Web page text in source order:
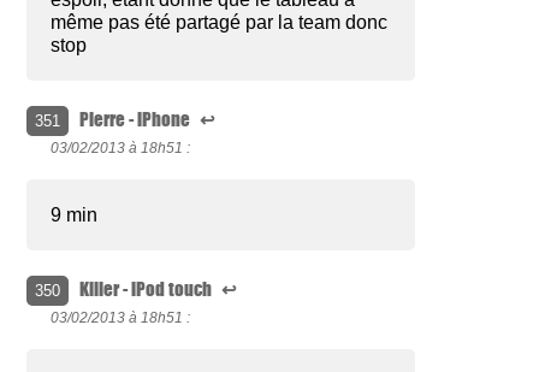
même pas été partagé par la team donc
stop
351 Pierre - iPhone ↩
03/02/2013 à 18h51 :
9 min
350 Killer - iPod touch ↩
03/02/2013 à 18h51 :